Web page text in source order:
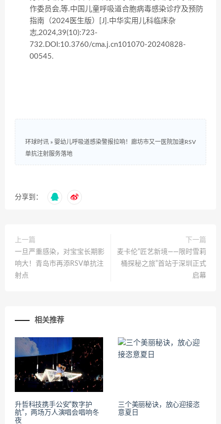
作委员会,等.中国儿童呼吸道合胞病毒感染诊疗及预防
指南（2024医生版）[J].中华实用儿科临床杂
志,2024,39(10):723-
732.DOI:10.3760/cma.j.cn101070-20240828-
00545.
环球时讯 » 婴幼儿呼吸道感染警报拉响！廊坊市又一医院加速RSV
单抗注射服务落地
分享到：
上一篇
一旦严重感染，对宝宝长期影
响大！青岛市再添RSV单抗注
射点
下一篇
麦卡伦“匠艺新境——限时雪莉
桶探秘之旅”首站于深圳正式
启幕
相关推荐
升哲科技携手公安“数字护
航”，两场万人演唱会唱响冬
夜
三个美丽秘诀，放心迎接恣
意夏日